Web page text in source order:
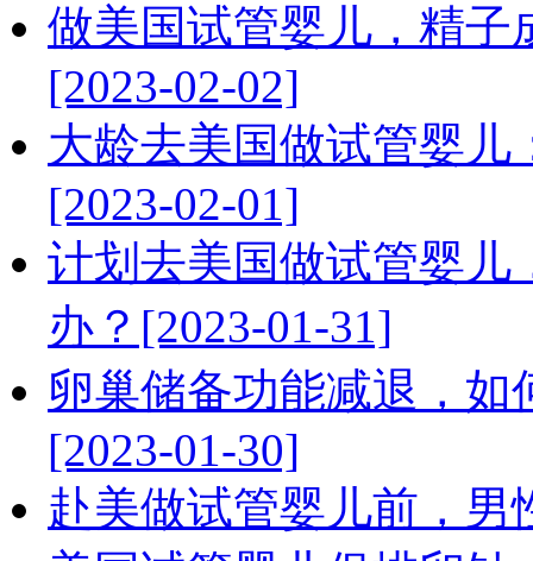
做美国试管婴儿，精子
[2023-02-02]
大龄去美国做试管婴
[2023-02-01]
计划去美国做试管婴儿
办？[2023-01-31]
卵巢储备功能减退，
[2023-01-30]
赴美做试管婴儿前，男